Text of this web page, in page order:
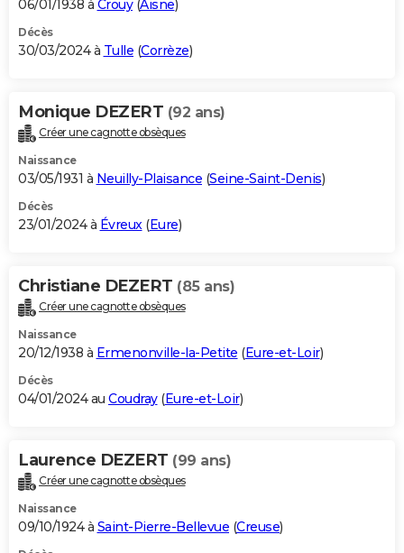
06/01/1938 à Crouy(Aisne)
Décès
30/03/2024 à Tulle (Corrèze)
Monique DEZERT (92 ans)
Créer une cagnotte obsèques
Naissance
03/05/1931 à Neuilly-Plaisance (Seine-Saint-Denis)
Décès
23/01/2024 à Évreux(Eure)
Christiane DEZERT (85 ans)
Créer une cagnotte obsèques
Naissance
20/12/1938 à Ermenonville-la-Petite (Eure-et-Loir)
Décès
04/01/2024 au Coudray(Eure-et-Loir)
Laurence DEZERT (99 ans)
Créer une cagnotte obsèques
Naissance
09/10/1924 à Saint-Pierre-Bellevue (Creuse)